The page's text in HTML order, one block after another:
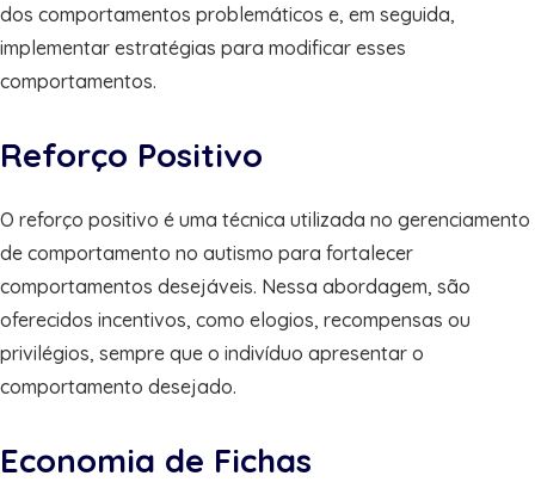
dos comportamentos problemáticos e, em seguida,
implementar estratégias para modificar esses
comportamentos.
Reforço Positivo
O reforço positivo é uma técnica utilizada no gerenciamento
de comportamento no autismo para fortalecer
comportamentos desejáveis. Nessa abordagem, são
oferecidos incentivos, como elogios, recompensas ou
privilégios, sempre que o indivíduo apresentar o
comportamento desejado.
Economia de Fichas